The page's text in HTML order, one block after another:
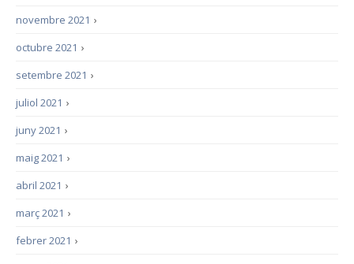
›
novembre 2021
›
octubre 2021
›
setembre 2021
›
juliol 2021
›
juny 2021
›
maig 2021
›
abril 2021
›
març 2021
›
febrer 2021